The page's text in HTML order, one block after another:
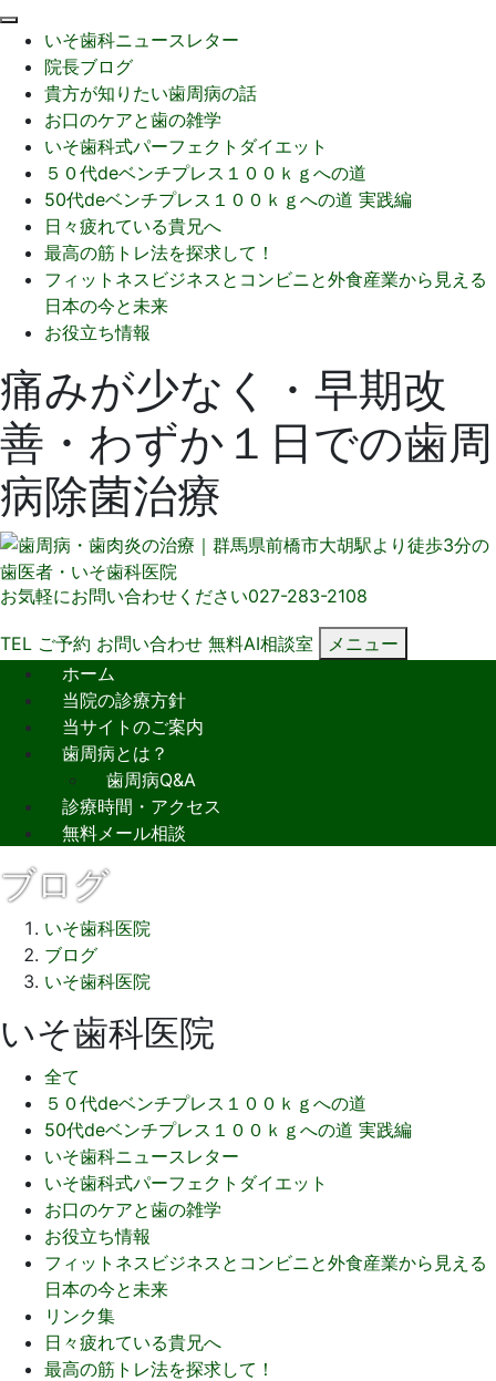
いそ歯科ニュースレター
院長ブログ
貴方が知りたい歯周病の話
お口のケアと歯の雑学
いそ歯科式パーフェクトダイエット
５０代deベンチプレス１００ｋｇへの道
50代deベンチプレス１００ｋｇへの道 実践編
日々疲れている貴兄へ
最高の筋トレ法を探求して！
フィットネスビジネスとコンビニと外食産業から見える
日本の今と未来
お役立ち情報
痛みが少なく・早期改
善・わずか１日での歯周
病除菌治療
お気軽にお問い合わせください027-283-2108
TEL ご予約 お問い合わせ 無料AI相談室
メニュー
ホーム
当院の診療方針
当サイトのご案内
歯周病とは？
歯周病Q&A
診療時間・アクセス
無料メール相談
ブログ
いそ歯科医院
ブログ
いそ歯科医院
いそ歯科医院
全て
５０代deベンチプレス１００ｋｇへの道
50代deベンチプレス１００ｋｇへの道 実践編
いそ歯科ニュースレター
いそ歯科式パーフェクトダイエット
お口のケアと歯の雑学
お役立ち情報
フィットネスビジネスとコンビニと外食産業から見える
日本の今と未来
リンク集
日々疲れている貴兄へ
最高の筋トレ法を探求して！